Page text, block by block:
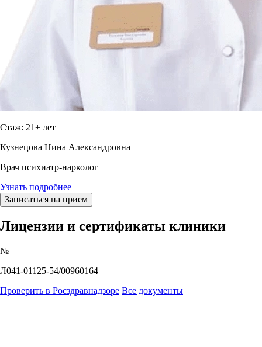
Стаж: 21+ лет
Кузнецова Нина Александровна
Врач психиатр-нарколог
Узнать подробнее
Записаться на прием
Лицензии и сертификаты клиники
№
Л041-01125-54/00960164
Проверить в Росздравнадзоре Все документы